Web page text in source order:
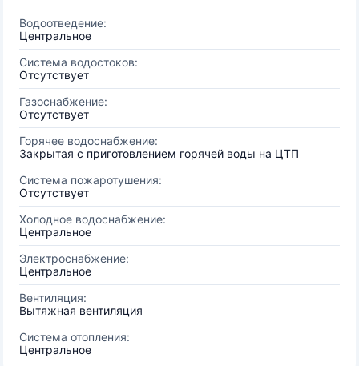
Водоотведение:
Центральное
Система водостоков:
Отсутствует
Газоснабжение:
Отсутствует
Горячее водоснабжение:
Закрытая с приготовлением горячей воды на ЦТП
Система пожаротушения:
Отсутствует
Холодное водоснабжение:
Центральное
Электроснабжение:
Центральное
Вентиляция:
Вытяжная вентиляция
Система отопления:
Центральное